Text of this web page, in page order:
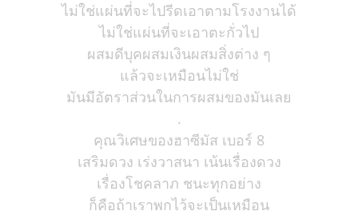
ไม่ใช่แผ่นที่จะไปรีดเอาตามโรงงานได้
ไม่ใช่แผ่นที่จะเอาตะกั่วไป
ผสมดีบุคผสมเงินผสมสิ่งต่าง ๆ
แล้วจะเหมือนไม่ใช่
มันมีอัตราส่วนในการผสมของมันเลย
.
คุณวิเศษของฮาซีมัส เบอร์ 8
เสริมดวง เร่งวาสนา เน้นเรื่องดวง
เรื่องโชคลาภ ชนะทุกอย่าง
ก็คือถ้าเราพกไว้จะเป็นเหมือน